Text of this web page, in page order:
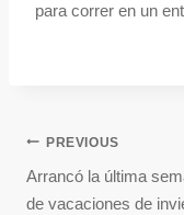
para correr en un
PREVIOUS
Arrancó la última
de vacaciones de